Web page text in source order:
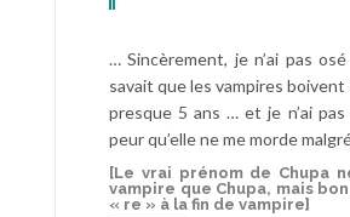
… Sincèrement, je n’ai pas
savait que les vampires
presque 5 ans … et je n’ai
peur qu’elle ne me morde
[Le vrai prénom de Chupa
vampire que Chupa, mais
« re » à la fin de vampire]